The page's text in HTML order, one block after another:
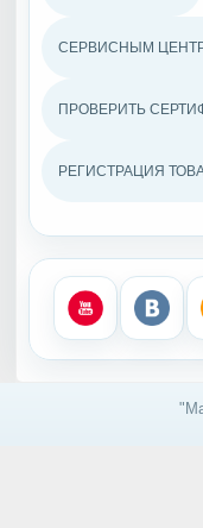
СЕРВИСНЫМ
ПРОВЕРИТЬ
РЕГИСТРАЦИЯ